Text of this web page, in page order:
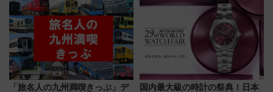
「旅名人の九州満喫きっぷ」デ
国内最大級の時計の祭典！日本